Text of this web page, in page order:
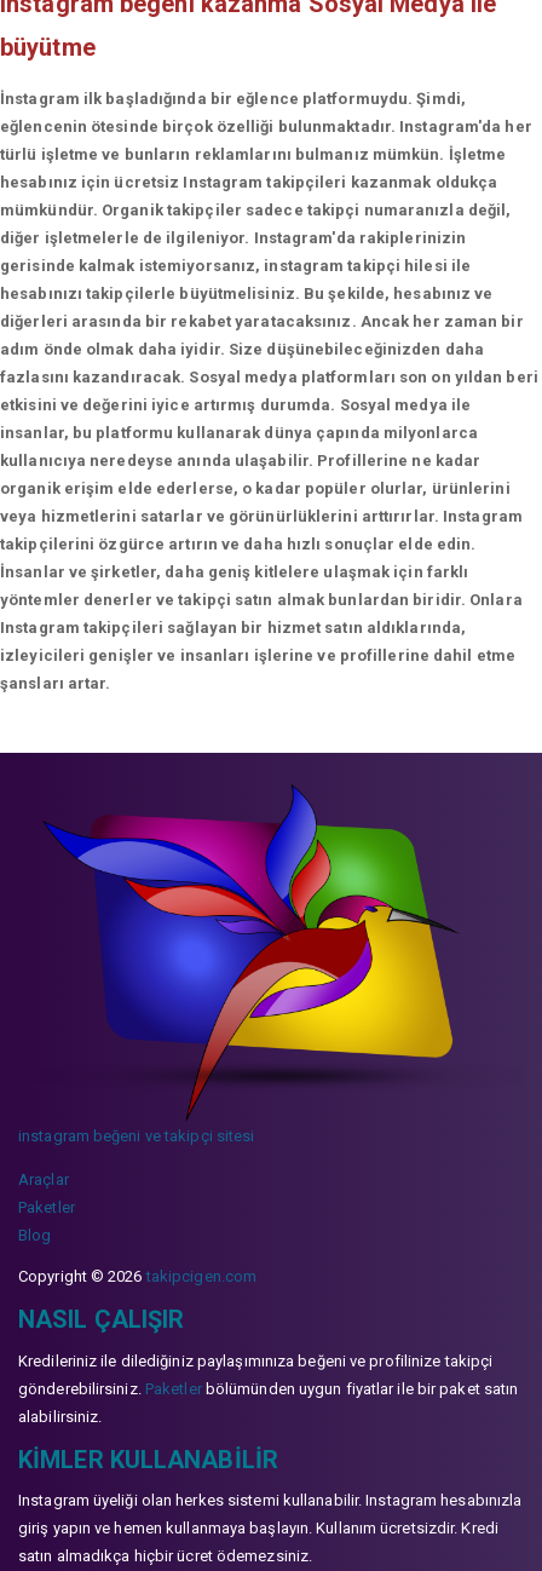
büyütme
İnstagram ilk başladığında bir eğlence platformuydu. Şimdi,
eğlencenin ötesinde birçok özelliği bulunmaktadır. Instagram'da her
türlü işletme ve bunların reklamlarını bulmanız mümkün. İşletme
hesabınız için ücretsiz Instagram takipçileri kazanmak oldukça
mümkündür. Organik takipçiler sadece takipçi numaranızla değil,
diğer işletmelerle de ilgileniyor. Instagram'da rakiplerinizin
gerisinde kalmak istemiyorsanız, instagram takipçi hilesi ile
hesabınızı takipçilerle büyütmelisiniz. Bu şekilde, hesabınız ve
diğerleri arasında bir rekabet yaratacaksınız. Ancak her zaman bir
adım önde olmak daha iyidir. Size düşünebileceğinizden daha
fazlasını kazandıracak. Sosyal medya platformları son on yıldan beri
etkisini ve değerini iyice artırmış durumda. Sosyal medya ile
insanlar, bu platformu kullanarak dünya çapında milyonlarca
kullanıcıya neredeyse anında ulaşabilir. Profillerine ne kadar
organik erişim elde ederlerse, o kadar popüler olurlar, ürünlerini
veya hizmetlerini satarlar ve görünürlüklerini arttırırlar. Instagram
takipçilerini özgürce artırın ve daha hızlı sonuçlar elde edin.
İnsanlar ve şirketler, daha geniş kitlelere ulaşmak için farklı
yöntemler denerler ve takipçi satın almak bunlardan biridir. Onlara
Instagram takipçileri sağlayan bir hizmet satın aldıklarında,
izleyicileri genişler ve insanları işlerine ve profillerine dahil etme
şansları artar.
instagram beğeni ve takipçi sitesi
Araçlar
Paketler
Blog
Copyright © 2026takipcigen.com
NASIL ÇALIŞIR
Kredileriniz ile dilediğiniz paylaşımınıza beğeni ve profilinize takipçi
gönderebilirsiniz. Paketlerbölümünden uygun fiyatlar ile bir paket satın
alabilirsiniz.
KIMLER KULLANABILIR
Instagram üyeliği olan herkes sistemi kullanabilir. Instagram hesabınızla
giriş yapın ve hemen kullanmaya başlayın. Kullanım ücretsizdir. Kredi
satın almadıkça hiçbir ücret ödemezsiniz.